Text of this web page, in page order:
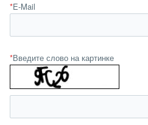
*E-Mail
*Введите слово на картинке